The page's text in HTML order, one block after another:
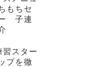
もちセ
子連
習スター
プを徹